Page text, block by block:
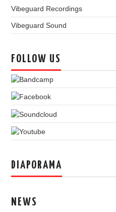
Vibeguard Recordings
Vibeguard Sound
FOLLOW US
DIAPORAMA
NEWS